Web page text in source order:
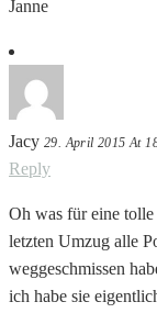
Janne
Jacy 29. April 2015 At
Reply
Oh was für eine tolle
letzten Umzug alle
weggeschmissen
ich habe sie